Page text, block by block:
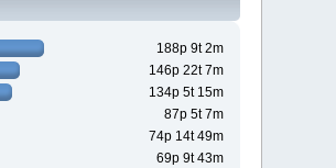
188p 9t 2m
146p 22t 7m
134p 5t 15m
87p 5t 7m
74p 14t 49m
69p 9t 43m